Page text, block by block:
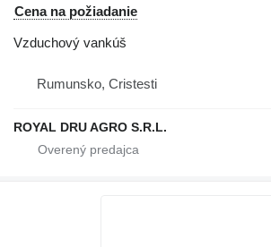
Cena na požiadanie
Vzduchový vankúš
Rumunsko, Cristesti
ROYAL DRU AGRO S.R.L.